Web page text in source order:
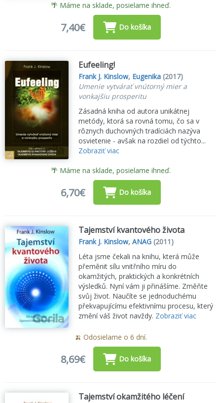
🌴 Máme na sklade, posielame ihneď.
7,40€ Do košíka
Eufeeling!
Frank J. Kinslow, Eugenika (2017)
Umenie vytvárať vnútorný mier a
vonkajšiu prosperitu
Zásadná kniha od autora unikátnej
metódy, ktorá sa rovná tomu, čo sa v
rôznych duchovných tradíciách nazýva
osvietenie - avšak na rozdiel od týchto...
Zobraziť viac
🌴 Máme na sklade, posielame ihneď.
6,70€ Do košíka
Tajemství kvantového života
Frank J. Kinslow,ANAG (2011)
Léta jsme čekali na knihu, která může
přeměnit sílu vnitřního míru do
okamžitých, praktických a konkrétních
výsledků. Nyní vám ji přinášíme. Změňte
svůj život. Naučíte se jednoduchému
překvapujícímu efektivnímu procesu, který
změní váš život navždy. Zobraziť viac
🍌 Odosielame o 6 dní.
8,69€ Do košíka
Tajemství okamžitého léčení